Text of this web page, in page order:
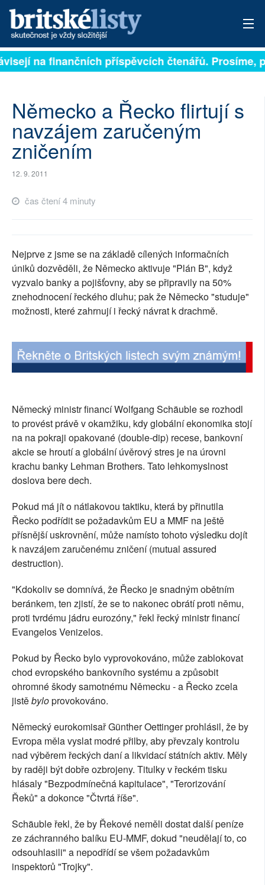
PŘIHLÁSIT
ARCHIV
ROZHOVORY
TÉMATA
NEJČTENĚJŠÍ ZA 7 DNÍ
PŘÍSPĚVKY NA PROVOZ
SOCIÁLNÍ SÍTĚ
RUBRIKY
na finančních příspěvcích čtenářů. Prosíme,
Německo a Řecko flirtují s
navzájem zaručeným
zničením
12. 9. 2011
čas čtení 4 minuty
Nejprve z jsme se na základě cílených informačních
úniků dozvěděli, že Německo aktivuje "Plán B", když
vyzvalo banky a pojišťovny, aby se připravily na 50%
znehodnocení řeckého dluhu; pak že Německo "studuje"
možnosti, které zahrnují i řecký návrat k drachmě.
Německý ministr financí Wolfgang Schäuble se rozhodl
to provést právě v okamžiku, kdy globální ekonomika stojí
na na pokraji opakované (double-dip) recese, bankovní
akcie se hroutí a globální úvěrový stres je na úrovni
krachu banky Lehman Brothers. Tato lehkomyslnost
doslova bere dech.
Pokud má jít o nátlakovou taktiku, která by přinutila
Řecko podřídit se požadavkům EU a MMF na ještě
přísnější uskrovnění, může namísto tohoto výsledku dojít
k navzájem zaručenému zničení (mutual assured
destruction).
"Kdokoliv se domnívá, že Řecko je snadným obětním
beránkem, ten zjistí, že se to nakonec obrátí proti němu,
proti tvrdému jádru eurozóny," řekl řecký ministr financí
Evangelos Venizelos.
Pokud by Řecko bylo vyprovokováno, může zablokovat
chod evropského bankovního systému a způsobit
ohromné škody samotnému Německu - a Řecko zcela
jistěbyloprovokováno.
Německý eurokomisař Günther Oettinger prohlásil, že by
Evropa měla vyslat modré přilby, aby převzaly kontrolu
nad výběrem řeckých daní a likvidací státních aktiv. Měly
by raději být dobře ozbrojeny. Titulky v řeckém tisku
hlásaly "Bezpodmínečná kapitulace", "Terorizování
Řeků" a dokonce "Čtvrtá říše".
Schäuble řekl, že by Řekové neměli dostat další peníze
ze záchranného balíku EU-MMF, dokud "neudělají to, co
odsouhlasili" a nepodřídí se všem požadavkům
inspektorů "Trojky".